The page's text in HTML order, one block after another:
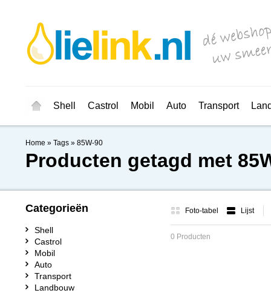
Shell Castrol Mobil Auto Transport
Home » Tags » 85W-90
Producten getagd met
Foto-tabel Lijst
0 Producten
Categorieën
Shell
Castrol
Mobil
Auto
Transport
Landbouw